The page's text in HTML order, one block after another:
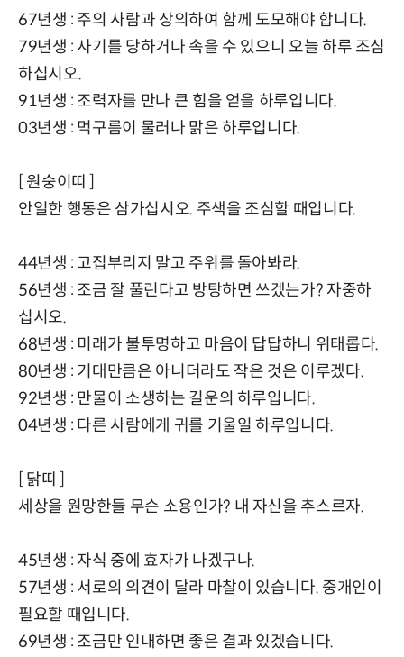
67년생 : 주의 사람과 상의하여 함께 도모해야 합니다.
79년생 : 사기를 당하거나 속을 수 있으니 오늘 하루 조심
하십시오.
91년생 : 조력자를 만나 큰 힘을 얻을 하루입니다.
03년생 : 먹구름이 물러나 맑은 하루입니다.
[ 원숭이띠 ]
안일한 행동은 삼가십시오. 주색을 조심할 때입니다.
44년생 : 고집부리지 말고 주위를 돌아봐라.
56년생 : 조금 잘 풀린다고 방탕하면 쓰겠는가? 자중하
십시오.
68년생 : 미래가 불투명하고 마음이 답답하니 위태롭다.
80년생 : 기대만큼은 아니더라도 작은 것은 이루겠다.
92년생 : 만물이 소생하는 길운의 하루입니다.
04년생 : 다른 사람에게 귀를 기울일 하루입니다.
[ 닭띠 ]
세상을 원망한들 무슨 소용인가? 내 자신을 추스르자.
45년생 : 자식 중에 효자가 나겠구나.
57년생 : 서로의 의견이 달라 마찰이 있습니다. 중개인이
필요할 때입니다.
69년생 : 조금만 인내하면 좋은 결과 있겠습니다.